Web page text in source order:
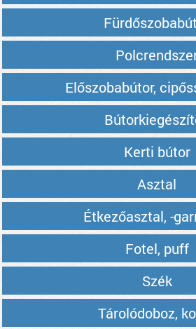
Előszobabútor,
Kerti bútor
Asztal
Étkezőasztal, -
Fotel, puff
Szék
Tárolódoboz,